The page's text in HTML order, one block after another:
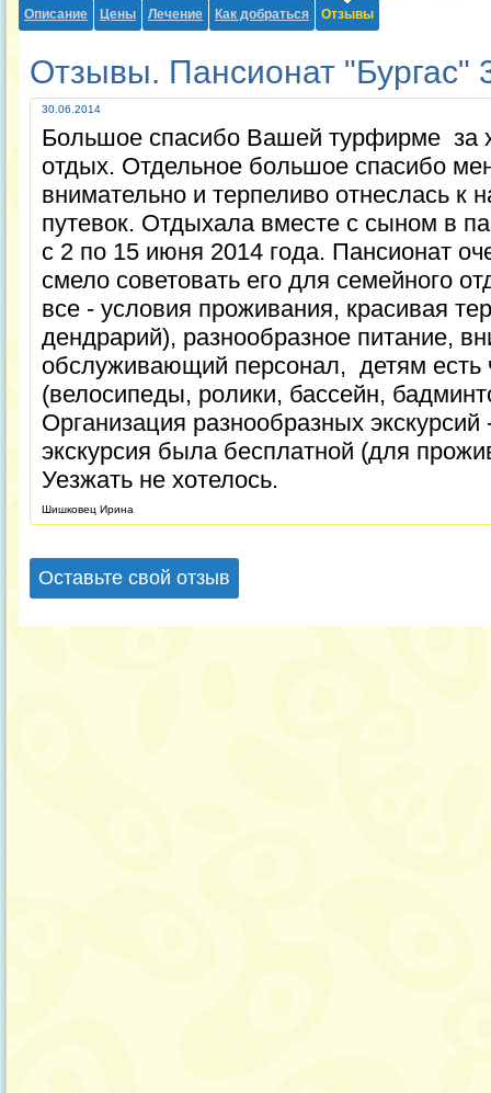
Описание Цены Лечение Как добраться Отзывы
Отзывы. Пансионат "Бургас"
30.06.2014
Большое спасибо Вашей турфирме за
отдых. Отдельное большое спасибо
внимательно и терпеливо отнеслась к
путевок. Отдыхала вместе с сыном в
с 2 по 15 июня 2014 года. Пансионат
смело советовать его для семейного
все - условия проживания, красивая
дендрарий), разнообразное питание,
обслуживающий персонал, детям есть
(велосипеды, ролики, бассейн,
Организация разнообразных
экскурсия была бесплатной (для
Уезжать не хотелось.
Шишковец Ирина
Оставьте свой отзыв